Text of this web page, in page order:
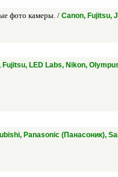
фото камеры. / Canon, Fujitsu,
Fujitsu, LED Labs, Nikon,
Panasonic (Панасоник),